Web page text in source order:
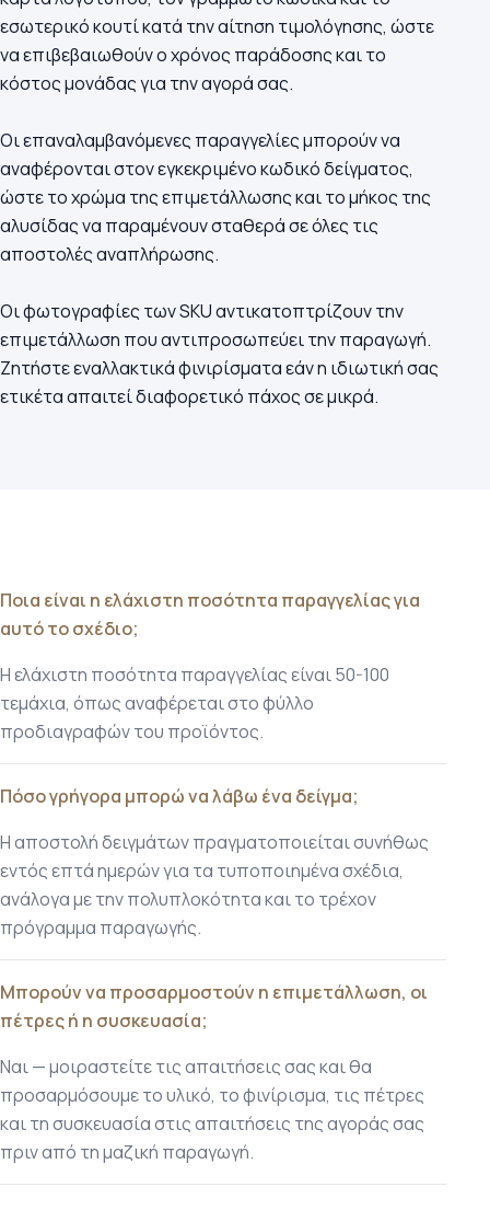
εσωτερικό κουτί κατά την αίτηση τιμολόγησης, ώστε
να επιβεβαιωθούν ο χρόνος παράδοσης και το
κόστος μονάδας για την αγορά σας.
Οι επαναλαμβανόμενες παραγγελίες μπορούν να
αναφέρονται στον εγκεκριμένο κωδικό δείγματος,
ώστε το χρώμα της επιμετάλλωσης και το μήκος της
αλυσίδας να παραμένουν σταθερά σε όλες τις
αποστολές αναπλήρωσης.
Οι φωτογραφίες των SKU αντικατοπτρίζουν την
επιμετάλλωση που αντιπροσωπεύει την παραγωγή.
Ζητήστε εναλλακτικά φινιρίσματα εάν η ιδιωτική σας
ετικέτα απαιτεί διαφορετικό πάχος σε μικρά.
Ποια είναι η ελάχιστη ποσότητα παραγγελίας για
αυτό το σχέδιο;
Η ελάχιστη ποσότητα παραγγελίας είναι 50-100
τεμάχια, όπως αναφέρεται στο φύλλο
προδιαγραφών του προϊόντος.
Πόσο γρήγορα μπορώ να λάβω ένα δείγμα;
Η αποστολή δειγμάτων πραγματοποιείται συνήθως
εντός επτά ημερών για τα τυποποιημένα σχέδια,
ανάλογα με την πολυπλοκότητα και το τρέχον
πρόγραμμα παραγωγής.
Μπορούν να προσαρμοστούν η επιμετάλλωση, οι
πέτρες ή η συσκευασία;
Ναι — μοιραστείτε τις απαιτήσεις σας και θα
προσαρμόσουμε το υλικό, το φινίρισμα, τις πέτρες
και τη συσκευασία στις απαιτήσεις της αγοράς σας
πριν από τη μαζική παραγωγή.